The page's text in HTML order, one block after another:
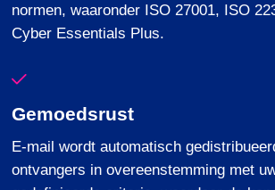
normen,waaronder ISO 27001, ISO
Cyber Essentials Plus.
Gemoedsrust
E-mailwordt automatisch
ontvangers inovereenstemming met